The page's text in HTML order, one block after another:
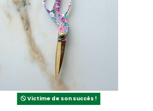
Victime de son succès !